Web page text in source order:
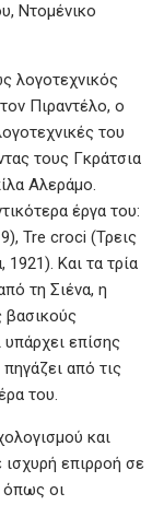
Ντομένικο
λογοτεχνικός
Πιραντέλο, ο
του
τους Γκράτσια
Αλεράμο.
έργα του:
Tre croci (Τρεις
Και τα τρία
τη Σιένα, η
βασικούς
υπάρχει επίσης
από τις
του.
και
επιρροή σε
όπως οι